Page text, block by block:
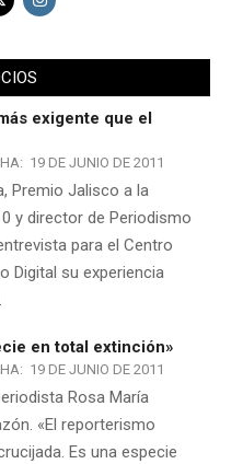
exigente que el
19 DE JUNIO DE 2011
Premio Jalisco a la
y director de Periodismo
para el Centro
Digital su experiencia
en total extinción»
19 DE JUNIO DE 2011
Rosa María
«El reporterismo
Es una especie